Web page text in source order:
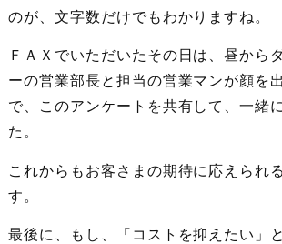
のが、文字数だけでもわかりますね。
ＦＡＸでいただいたその日は、昼から
ーの営業部長と担当の営業マンが顔を
で、このアンケートを共有して、一緒
た。
これからもお客さまの期待に応えられ
す。
最後に、もし、「コストを抑えたい」